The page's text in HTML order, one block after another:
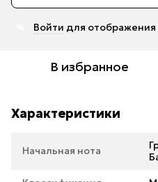
Войти для
В избранное
Характеристики
Начальная нота